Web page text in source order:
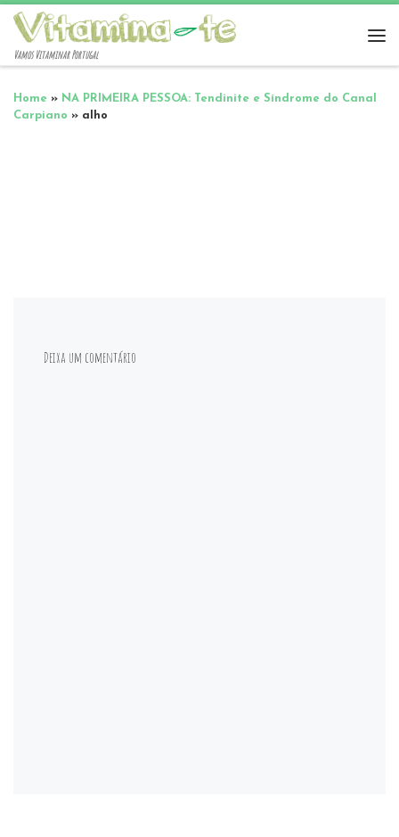
Vamos Vitaminar Portugal
Home » NA PRIMEIRA PESSOA: Tendinite e Síndrome do Canal
Carpiano » alho
Deixa um comentário